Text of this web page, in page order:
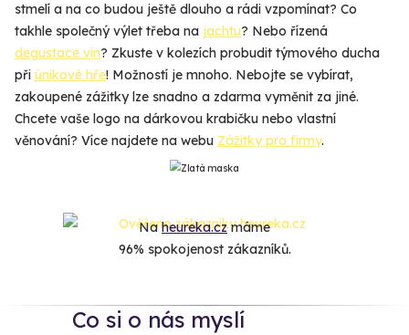
stmelí a na co budou ještě dlouho a rádi vzpomínat? Co
takhle společný výlet třeba na jachtu? Nebo řízená
degustace vín? Zkuste v kolezích probudit týmového ducha
při únikové hře! Možností je mnoho. Nebojte se vybírat,
zakoupené zážitky lze snadno a zdarma vyměnit za jiné.
Chcete vaše logo na dárkovou krabičku nebo vlastní
věnování? Více najdete na webu Zážitky pro firmy.
Naheureka.czmáme
96% spokojenost zákazníků.
Co si o nás myslí